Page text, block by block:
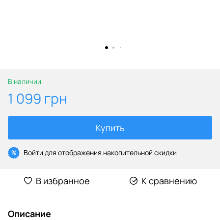
В наличии
1 099 грн
Купить
% Войти для отображения накопительной скидки
В избранное К сравнению
Описание